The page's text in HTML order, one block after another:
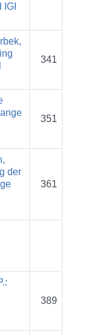
341
351
der
361
389